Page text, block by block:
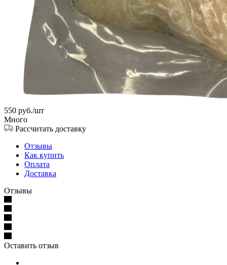
550 руб./шт
Много
Рассчитать доставку
Отзывы
Как купить
Оплата
Доставка
Отзывы
Оставить отзыв